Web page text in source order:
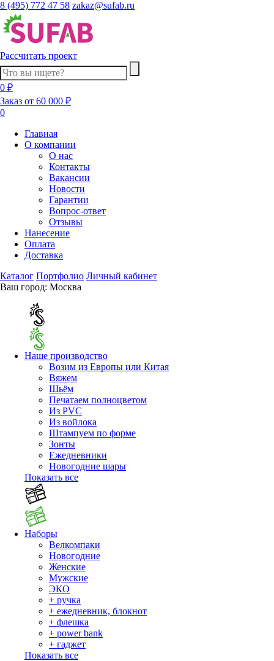
8 (495) 772 47 58 zakaz@sufab.ru
Рассчитать проект
0 ₽
Заказ от 60 000 ₽
0
Главная
О компании
О нас
Контакты
Вакансии
Новости
Гарантии
Вопрос-ответ
Отзывы
Нанесение
Оплата
Доставка
Каталог Портфолио Личный кабинет
Ваш город: Москва
Наше производство
Возим из Европы или Китая
Вяжем
Шьём
Печатаем полноцветом
Из PVC
Из войлока
Штампуем по форме
Зонты
Ежедневники
Новогодние шары
Показать все
Наборы
Велкомпаки
Новогодние
Женские
Мужские
ЭКО
+ ручка
+ ежедневник, блокнот
+ флешка
+ power bank
+ гаджет
Показать все